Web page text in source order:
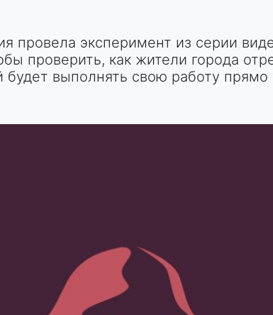
провела эксперимент из серии
проверить, как жители города
будет выполнять свою работу прямо